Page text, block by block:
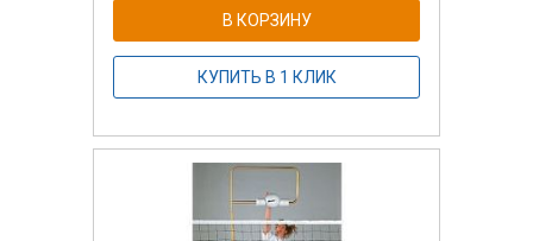
В КОРЗИНУ
КУПИТЬ В 1 КЛИК